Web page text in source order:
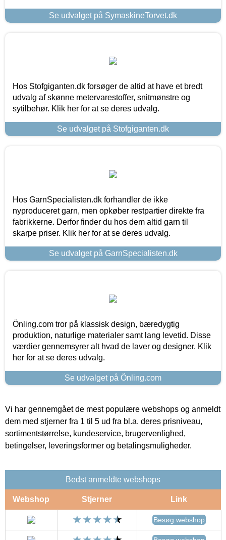
Se udvalget på SymaskineTorvet.dk
Hos Stofgiganten.dk forsøger de altid at have et bredt
udvalg af skønne metervarestoffer, snitmønstre og
sytilbehør. Klik her for at se deres udvalg.
Se udvalget på Stofgiganten.dk
Hos GarnSpecialisten.dk forhandler de ikke
nyproduceret garn, men opkøber restpartier direkte fra
fabrikkerne. Derfor finder du hos dem altid garn til
skarpe priser. Klik her for at se deres udvalg.
Se udvalget på GarnSpecialisten.dk
Önling.com tror på klassisk design, bæredygtig
produktion, naturlige materialer samt lang levetid. Disse
værdier gennemsyrer alt hvad de laver og designer. Klik
her for at se deres udvalg.
Se udvalget på Önling.com
Vi har gennemgået de mest populære webshops og anmeldt
dem med stjerner fra 1 til 5 ud fra bl.a. deres prisniveau,
sortimentstørrelse, kundeservice, brugervenlighed,
betingelser, leveringsformer og betalingsmuligheder.
Bedst anmeldte webshops
Webshop Stjerner Link
Besøg webshop